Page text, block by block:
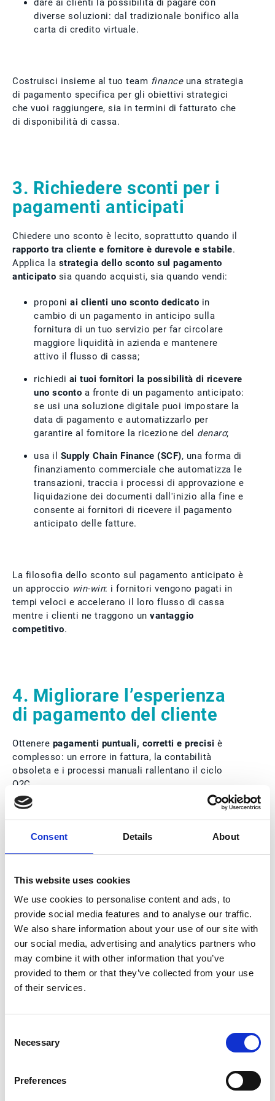
Consent Details About
This website uses cookies
We use cookies to personalise content and ads, to
provide social media features and to analyse our traffic.
We also share information about your use of our site with
our social media, advertising and analytics partners who
may combine it with other information that you’ve
provided to them or that they’ve collected from your use
of their services.
Selection
Necessary
Preferences
dare ai clienti la possibilità di pagare con
diverse soluzioni: dal tradizionale bonifico alla
carta di credito virtuale.
Costruisci insieme al tuo team financeuna strategia
di pagamento specifica per gli obiettivi strategici
che vuoi raggiungere, sia in termini di fatturato che
di disponibilità di cassa.
3. Richiedere sconti per i
pagamenti anticipati
Chiedere uno sconto è lecito, soprattutto quando il
rapporto tra cliente e fornitore è durevole e stabile.
Applica la strategia dello sconto sul pagamento
anticipato sia quando acquisti, sia quando vendi:
proponi ai clienti uno sconto dedicato in
cambio di un pagamento in anticipo sulla
fornitura di un tuo servizio per far circolare
maggiore liquidità in azienda e mantenere
attivo il flusso di cassa;
richiedi ai tuoi fornitori la possibilità di ricevere
uno sconto a fronte di un pagamento anticipato:
se usi una soluzione digitale puoi impostare la
data di pagamento e automatizzarlo per
garantire al fornitore la ricezione del denaro;
usa il Supply Chain Finance (SCF), una forma di
finanziamento commerciale che automatizza le
transazioni, traccia i processi di approvazione e
liquidazione dei documenti dall'inizio alla fine e
consente ai fornitori di ricevere il pagamento
anticipato delle fatture.
La filosofia dello sconto sul pagamento anticipato è
un approccio win-win: i fornitori vengono pagati in
tempi veloci e accelerano il loro flusso di cassa
mentre i clienti ne traggono un vantaggio
competitivo.
4. Migliorare l’esperienza
di pagamento del cliente
Ottenere pagamenti puntuali, corretti e precisi è
complesso: un errore in fattura, la contabilità
obsoleta e i processi manuali rallentano il ciclo
O2C.
Un cliente non è mai felice di pagare un ordine,
ovvio, ma semplificare i processi e agevolare i
nostri clienti è un modo per mantenere relazioni
proponi ai clienti di lavorare su una
offri una gamma ampia diopzioni di pagamento
per facilitare le operazioni degli uffici contabili;
dai ai tuoi clienti la possibilità di pianificare i
pagamenti delle fatture in modo digitale.
La digitalizzazione delle fatture ti permette di
pagamenti e la conseguente